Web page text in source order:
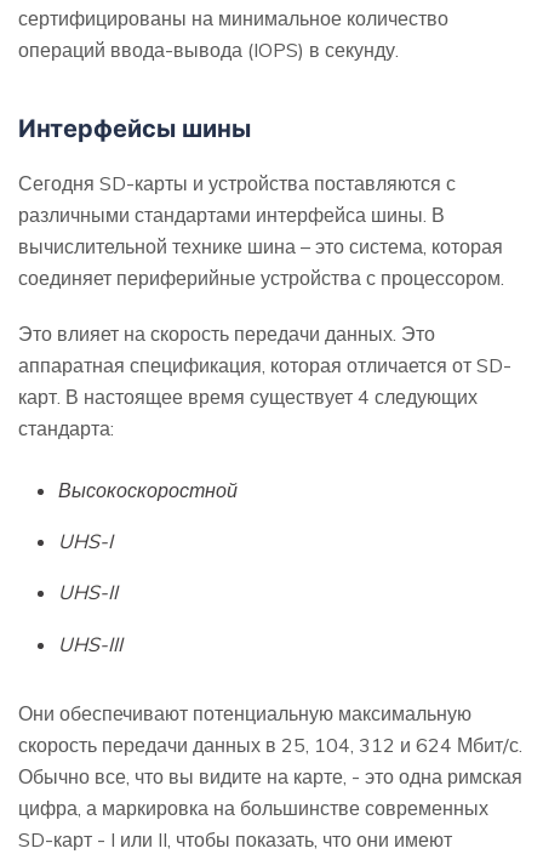
сертифицированы на минимальное количество
операций ввода-вывода (IOPS) в секунду.
Интерфейсы шины
Сегодня SD-карты и устройства поставляются с
различными стандартами интерфейса шины. В
вычислительной технике шина – это система, которая
соединяет периферийные устройства с процессором.
Это влияет на скорость передачи данных. Это
аппаратная спецификация, которая отличается от SD-
карт. В настоящее время существует 4 следующих
стандарта:
Высокоскоростной
UHS-I
UHS-II
UHS-III
Они обеспечивают потенциальную максимальную
скорость передачи данных в 25, 104, 312 и 624 Мбит/с.
Обычно все, что вы видите на карте, - это одна римская
цифра, а маркировка на большинстве современных
SD-карт - I или II, чтобы показать, что они имеют